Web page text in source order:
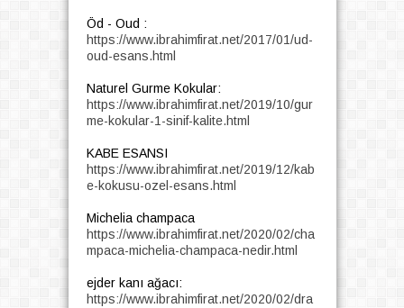
Öd - Oud :
https://www.ibrahimfirat.net/2017/01/ud-
oud-esans.html
Naturel Gurme Kokular:
https://www.ibrahimfirat.net/2019/10/gur
me-kokular-1-sinif-kalite.html
KABE ESANSI
https://www.ibrahimfirat.net/2019/12/kab
e-kokusu-ozel-esans.html
Michelia champaca
https://www.ibrahimfirat.net/2020/02/cha
mpaca-michelia-champaca-nedir.html
ejder kanı ağacı:
https://www.ibrahimfirat.net/2020/02/dra